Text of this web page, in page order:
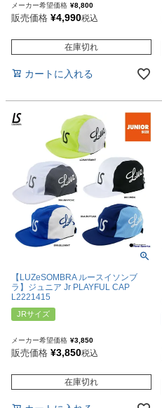
メーカー希望価格 ¥8,800
販売価格 ¥4,990税込
在庫切れ
カートに入れる
【LUZeSOMBRA ルースイソンブ
ラ】ジュニア Jr PLAYFUL CAP
L2221415
JRサイズ
メーカー希望価格 ¥3,850
販売価格 ¥3,850税込
在庫切れ